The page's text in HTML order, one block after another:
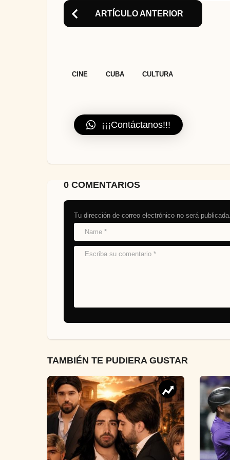
ARTÍCULO ANTERIOR
CINE CUBA CULTURA
¡¡¡Contáctanos!!!
0 COMENTARIOS
Tu dirección de correo electrónico no será publicada.
TAMBIÉN TE PUDIERA GUSTAR